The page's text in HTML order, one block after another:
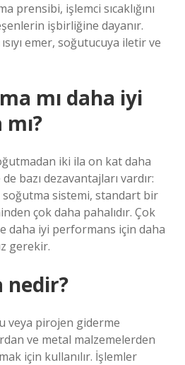
prensibi, işlemci sıcaklığını
işbirliğine dayanır.
emer, soğutucuya iletir ve
mı daha iyi
iki ila on kat daha
bazı dezavantajları vardır:
soğutma sistemi, standart bir
çok daha pahalıdır. Çok
daha iyi performans için daha
gerekir.
nedir?
veya pirojen giderme
ve metal malzemelerden
için kullanılır. İşlemler